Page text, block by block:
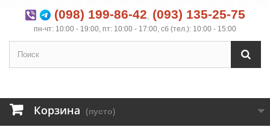
(098) 199-86-42, (093) 135-25-75
пн-чт: 10:00 - 19:00, пт: 10:00 - 17:00, сб (тел.): 10:00 - 15:00
Корзина (пусто)